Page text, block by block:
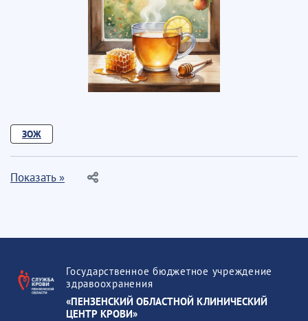
ЗОЖ
Показать »
Государственное бюджетное учреждение
здравоохранения
«ПЕНЗЕНСКИЙ ОБЛАСТНОЙ КЛИНИЧЕСКИЙ
ЦЕНТР КРОВИ»